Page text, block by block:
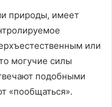
природы, имеет
или
могучие силы
подобными
«пообщаться».